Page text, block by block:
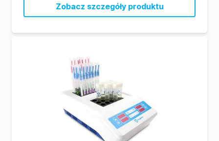
Zobacz szczegóły produktu